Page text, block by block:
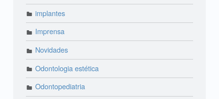
implantes
Imprensa
Novidades
Odontologia estética
Odontopediatria